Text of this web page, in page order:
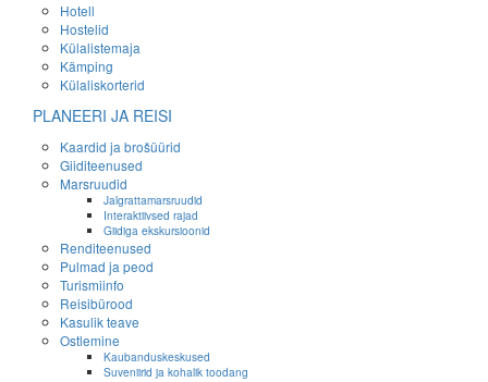
Hotell
Hostelid
Külalistemaja
Kämping
Külaliskorterid
PLANEERI JA REISI
Kaardid ja brošüürid
Giiditeenused
Marsruudid
Jalgrattamarsruudid
Interaktiivsed rajad
Giidiga ekskursioonid
Renditeenused
Pulmad ja peod
Turismiinfo
Reisibürood
Kasulik teave
Ostlemine
Kaubanduskeskused
Suveniirid ja kohalik toodang